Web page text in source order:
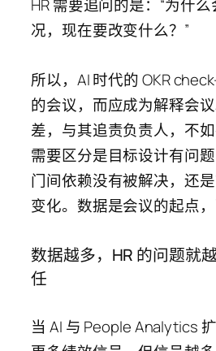
HR 需要追问的是：“为什
况，现在要改变什么？”
所以，AI 时代的 OKR
的会议，而应成为解释会
差，与其追责负责人，不如
需要区分是目标设计有问
门间依赖没有被解决，还
变化。数据是会议的起点，
数据越多，HR 的问题就
任
当 AI 与 People Analytics